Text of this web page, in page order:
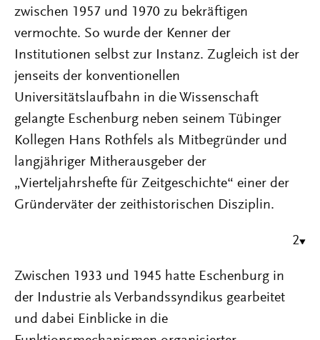
zwischen 1957 und 1970 zu bekräftigen
vermochte. So wurde der Kenner der
Institutionen selbst zur Instanz. Zugleich ist der
jenseits der konventionellen
Universitätslaufbahn in die Wissenschaft
gelangte Eschenburg neben seinem Tübinger
Kollegen Hans Rothfels als Mitbegründer und
langjähriger Mitherausgeber der
„Vierteljahrshefte für Zeitgeschichte“ einer der
Gründerväter der zeithistorischen Disziplin.
2
Zwischen 1933 und 1945 hatte Eschenburg in
der Industrie als Verbandssyndikus gearbeitet
und dabei Einblicke in die